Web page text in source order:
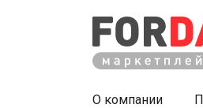
О компании